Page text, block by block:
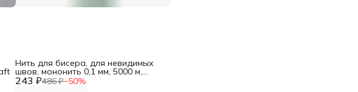
243 ₽486 ₽−50%
Нить для бисера, для невидимых
швов, мононить 0,1 мм, 5000 м,
100% нейлон, 1 шт, Айрис